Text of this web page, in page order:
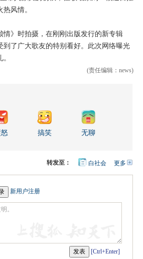
风情。
》时拍摄，在刚刚出版发行的新专辑
到了广大歌友的特别看好。此次网络曝光
(责任编辑：news)
搞笑 无聊
更多开
转发至： 白社会
新用户注册
[Ctrl+Enter]